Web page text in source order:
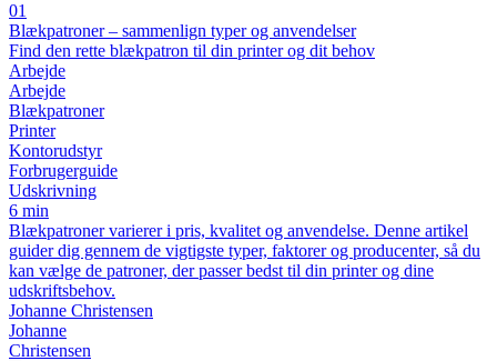
01
Blækpatroner – sammenlign typer og anvendelser
Find den rette blækpatron til din printer og dit behov
Arbejde
Arbejde
Blækpatroner
Printer
Kontorudstyr
Forbrugerguide
Udskrivning
6 min
Blækpatroner varierer i pris, kvalitet og anvendelse. Denne artikel
guider dig gennem de vigtigste typer, faktorer og producenter, så du
kan vælge de patroner, der passer bedst til din printer og dine
udskriftsbehov.
Johanne Christensen
Johanne
Christensen